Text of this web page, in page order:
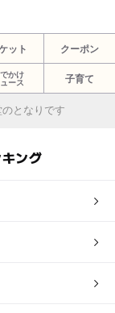
ット クーポン
かけ
ース
子育て
となりです
ング